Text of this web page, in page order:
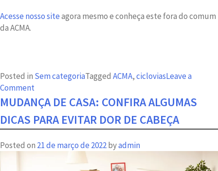
Acesse nosso siteagora mesmo e conheça este fora do comum
da ACMA.
Posted in Sem categoriaTagged ACMA,cicloviasLeave a
Comment
Mais
uma
facilidade
Bispo
MUDANÇA DE CASA: CONFIRA ALGUMAS
DICAS PARA EVITAR DOR DE CABEÇA
Posted on 21 de março de 2022byadmin